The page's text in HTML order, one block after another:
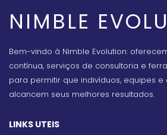
NIMBLE
Bem-vindo à Nimble Evolution:
contínua, serviços de consultoria e
para permitir que indivíduos, equipes e
alcancem seus melhores resultados.
LINKS UTEIS